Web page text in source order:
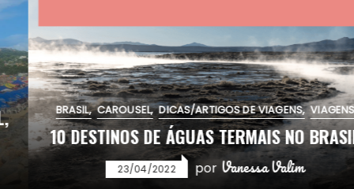
BRASIL CAROUSEL DICAS/ARTIGOS DE VIAGENS VIAGENS
10 DESTINOS DE ÁGUAS TERMAIS NO BRASIL
23/04/2022 por Vanessa Valim